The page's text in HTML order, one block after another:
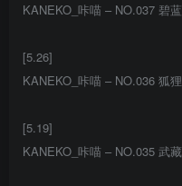
KANEKO_咔喵 – NO.037 碧
[5.26]
KANEKO_咔喵 – NO.036 狐
[5.19]
KANEKO_咔喵 – NO.035 武